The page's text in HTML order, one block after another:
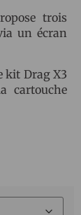
trois
un écran
kit Drag X3
cartouche